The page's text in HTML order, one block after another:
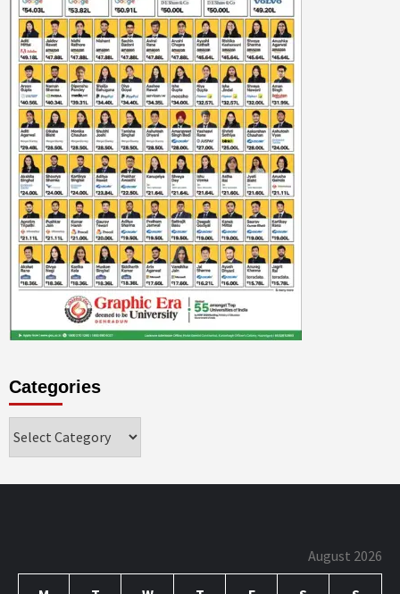
Categories
August 2026